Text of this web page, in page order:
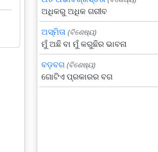
ଅଧିକରୁ ଅଧିକ ଗରୀବ
ଅସ୍ମିତା (ବିଶେଷ୍ୟ)
ମୁଁ ଅଛି ବା ମୁଁ କରୁଛିର ଭାବନା
ବଡ଼ବଗ (ବିଶେଷ୍ୟ)
ଗୋଟିଏ ପ୍ରକାରର ବଗ